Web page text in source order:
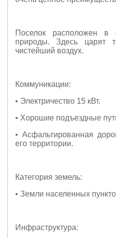
Поселок расположен в
природы. Здесь царят
чистейший воздух.
Коммуникации:
• Электричество 15 кВт.
• Хорошие подъездные
• Асфальтированная
его территории.
Категория земель:
• Земли населенных
Инфраструктура: